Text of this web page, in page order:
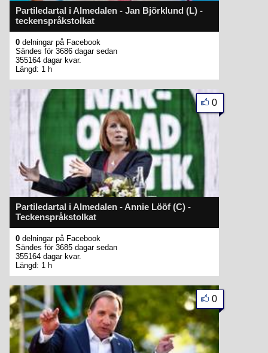
Partiledartal i Almedalen - Jan Björklund (L) -
teckenspråkstolkat
0 delningar på Facebook
Sändes för 3686 dagar sedan
355164 dagar kvar.
Längd: 1 h
Partiledartal i Almedalen - Annie Lööf (C) -
Teckenspråkstolkat
0
0 delningar på Facebook
Sändes för 3685 dagar sedan
355164 dagar kvar.
Längd: 1 h
0